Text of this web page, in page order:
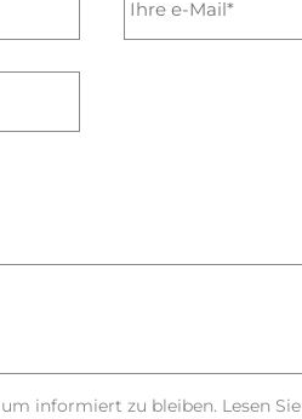
informiert zu bleiben. Lesen